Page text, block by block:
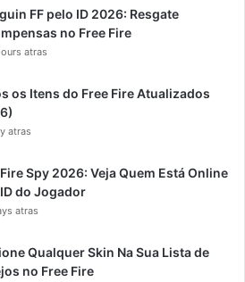
FF pelo ID 2026: Resgate
no Free Fire
atras
os Itens do Free Fire Atualizados
atras
Spy 2026: Veja Quem Está Online
do Jogador
atras
Qualquer Skin Na Sua Lista de
no Free Fire